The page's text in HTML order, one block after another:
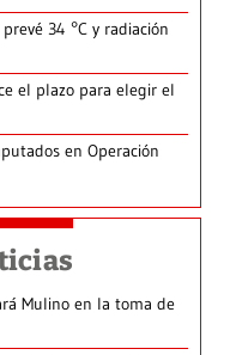
34 °C y radiación
el plazo para elegir el
en Operación
Mulino en la toma de